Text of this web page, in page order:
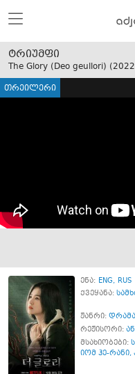
ტრიუმფი
The Glory (Deo geullori) (2022
თრეილერი
ენა: ENG RUS
ქვეყანა:
ჟანრი: დრამა
რეჟისორი:
მსახიობები:
იომ ჰე-რანი,